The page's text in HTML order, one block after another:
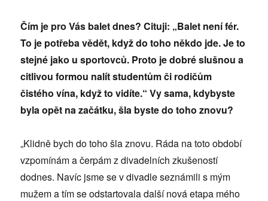
Čím je pro Vás balet dnes? Cituji: „Balet není fér.
To je potřeba vědět, když do toho někdo jde. Je to
stejné jako u sportovců. Proto je dobré slušnou a
citlivou formou nalít studentům či rodičům
čistého vína, když to vidíte.“ Vy sama, kdybyste
byla opět na začátku, šla byste do toho znovu?
„Klidně bych do toho šla znovu. Ráda na toto období
vzpomínám a čerpám z divadelních zkušeností
dodnes. Navíc jsme se v divadle seznámili s mým
mužem a tím se odstartovala další nová etapa mého